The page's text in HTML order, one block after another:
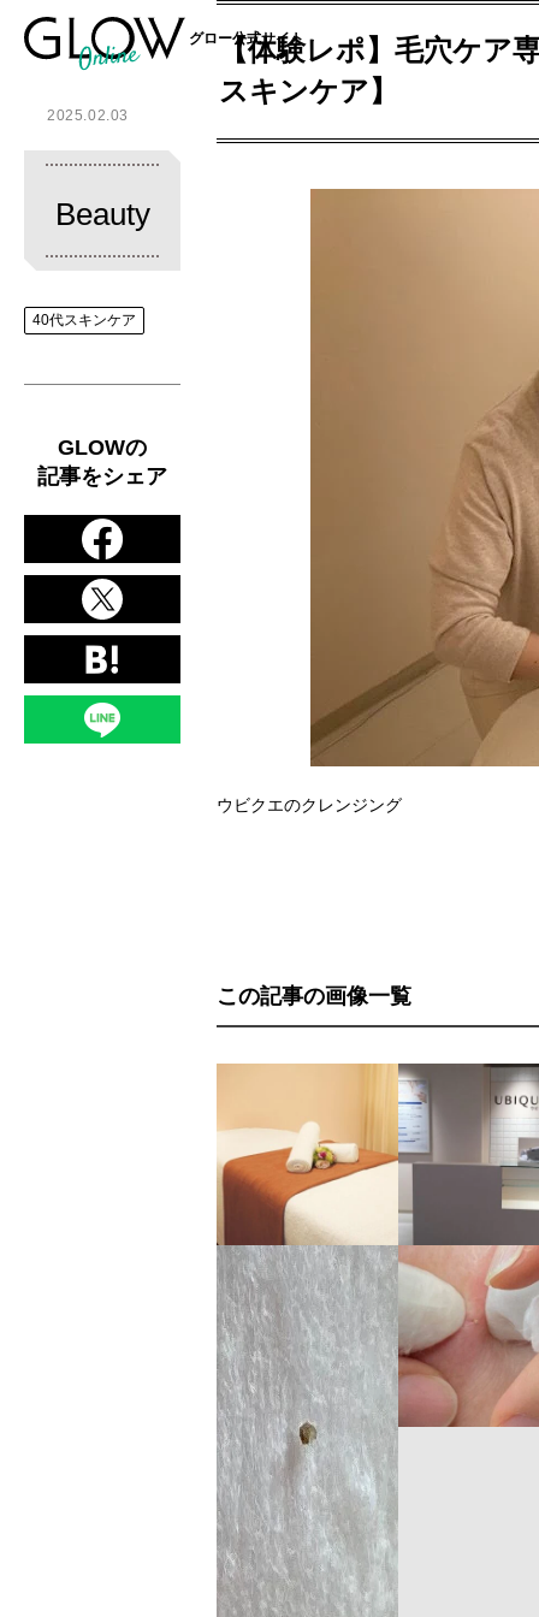
グロー公式サイト
2025.02.03
Beauty
40代スキンケア
GLOWの
記事をシェア
【体験レポ】毛穴ケア
スキンケア】
ウビクエのクレンジング
この記事の画像一覧